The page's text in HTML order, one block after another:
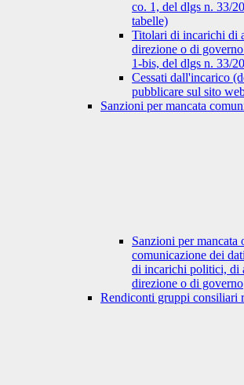
co. 1, del dlgs n. 33/
tabelle)
Titolari di incarichi di
direzione o di
1-bis, del dlgs n. 33/
Cessati dall'incarico
pubblicare sul sito
Sanzioni per mancata
Sanzioni per mancata
comunicazione dei
di incarichi politici, di
direzione o di governo
Rendiconti gruppi consiliari